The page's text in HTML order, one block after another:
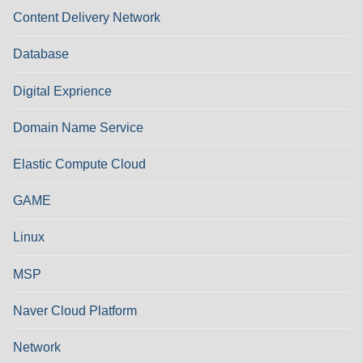
Content Delivery Network
Database
Digital Exprience
Domain Name Service
Elastic Compute Cloud
GAME
Linux
MSP
Naver Cloud Platform
Network